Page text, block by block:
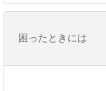
困ったときには